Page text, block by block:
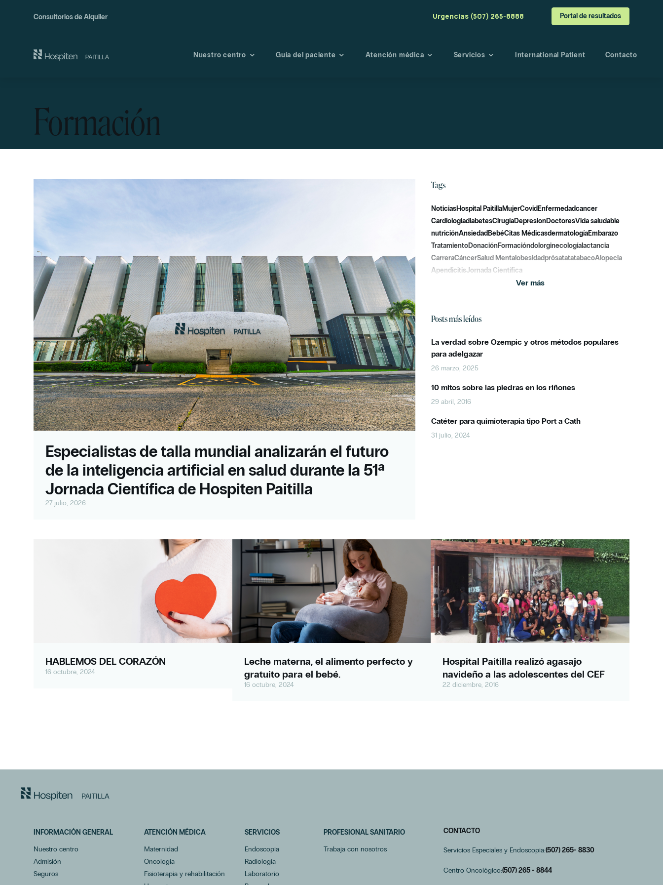
Consultorios de Alquiler Urgencias (507) 265-8888 Portal de resultados
Nuestro centro
Guía del paciente
Atención médica
Directorio médico
Servicios
International Patient Contacto
Formación
Especialistas de talla mundial analizarán el futuro
de la inteligencia artificial en salud durante la 51ª
Jornada Científica de Hospiten Paitilla
27 julio, 2026
Tags
NoticiasHospital PaitillaMujerCovid Enfermedadcancer
CardiologíadiabetesCirugíaDepresionDoctoresVida saludable
nutriciónAnsiedad BebéCitas MédicasdermatologíaEmbarazo
TratamientoDonaciónFormacióndolorginecologíalactancia
CarreraCáncerSalud MentalobesidadprósatatatabacoAlopecia
ApendicitisJornada Científica
Ver más
Posts más leídos
La verdad sobre Ozempic y otros métodos populares
para adelgazar
26 marzo, 2025
10 mitos sobre las piedras en los riñones
29 abril, 2016
Catéter para quimioterapia tipo Port a Cath
31 julio, 2024
HABLEMOS DEL CORAZÓN
16 octubre, 2024
Leche materna, el alimento perfecto y
gratuito para el bebé.
16 octubre, 2024
Hospital Paitilla realizó agasajo
navideño a las adolescentes del CEF
22 diciembre, 2016
INFORMACIÓN GENERAL
Nuestro centro
Admisión
Seguros
ATENCIÓN MÉDICA
Maternidad
Oncología
Fisioterapia y rehabilitación
SERVICIOS
Endoscopia
Radiología
Laboratorio
PROFESIONAL SANITARIO
Trabaja con nosotros
CONTACTO
Servicios Especiales y Endoscopia:(507) 265- 8830
Centro Oncológico:(507) 265 - 8844